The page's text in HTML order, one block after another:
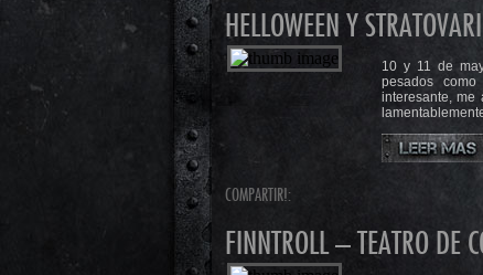
HELLOWEEN Y
10 y 11 de
pesados
interesante, me
COMPARTIR!:
FINNTROLL – TEATRO